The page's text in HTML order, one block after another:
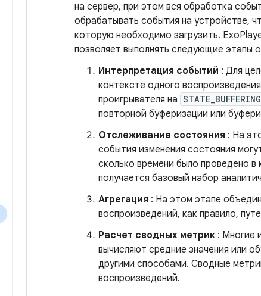
на сервер, при этом вся обработка
обрабатывать события на устройстве,
которую необходимо загрузить.
позволяет выполнять следующие этапы
Интерпретация событий : Для
контексте одного
проигрывателя на STATE_BUFFERING
повторной буферизации или
Отслеживание состояния : На
события изменения состояния
сколько времени было проведено
получается базовый набор
Агрегация : На этом этапе
воспроизведений, как правило,
Расчет сводных метрик : Многие
вычисляют средние значения или
другими способами. Сводные
воспроизведений.